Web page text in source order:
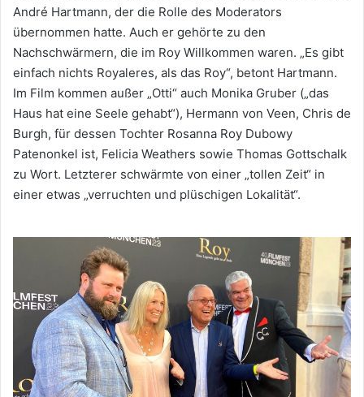
André Hartmann, der die Rolle des Moderators
übernommen hatte. Auch er gehörte zu den
Nachschwärmern, die im Roy Willkommen waren. „Es gibt
einfach nichts Royaleres, als das Roy“, betont Hartmann.
Im Film kommen außer „Otti“ auch Monika Gruber („das
Haus hat eine Seele gehabt“), Hermann von Veen, Chris de
Burgh, für dessen Tochter Rosanna Roy Dubowy
Patenonkel ist, Felicia Weathers sowie Thomas Gottschalk
zu Wort. Letzterer schwärmte von einer „tollen Zeit“ in
einer etwas „verruchten und plüschigen Lokalität“.